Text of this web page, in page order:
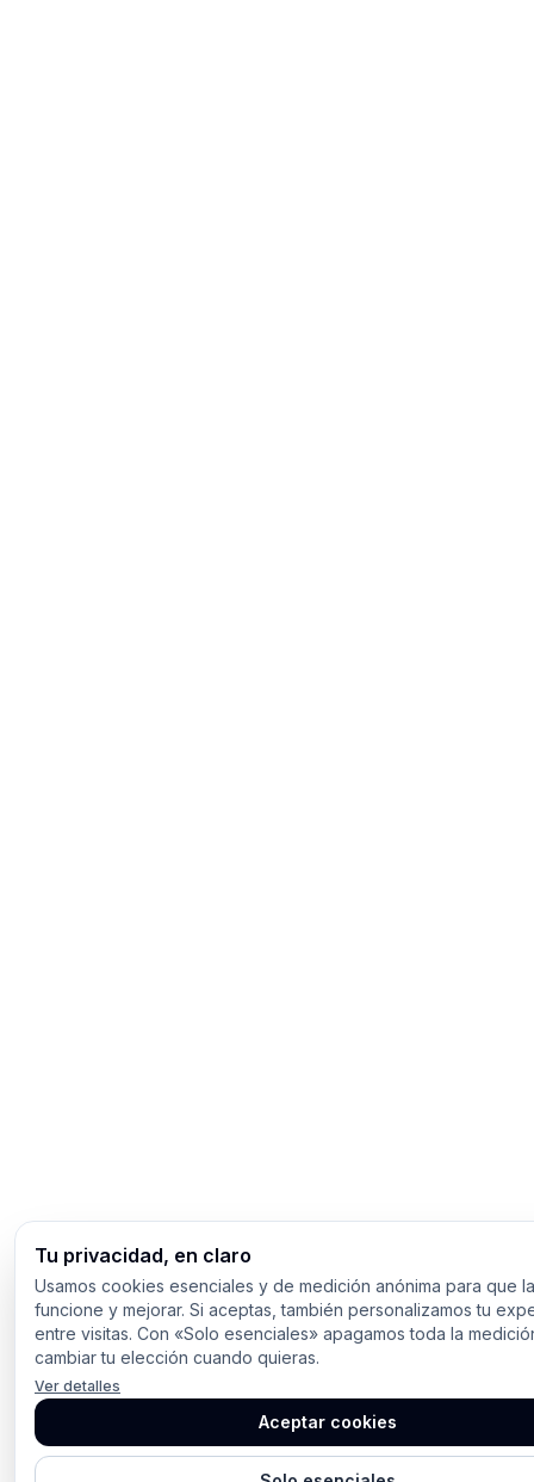
Tu privacidad, en claro
Usamos cookies esenciales y de medición anónima para que
funcione y mejorar. Si aceptas, también personalizamos tu
entre visitas. Con «Solo esenciales» apagamos toda la
cambiar tu elección cuando quieras.
Ver detalles
Aceptar cookies